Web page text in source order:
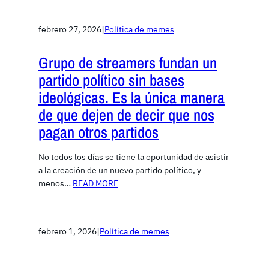
febrero 27, 2026|Política de memes
Grupo de streamers fundan un
partido político sin bases
ideológicas. Es la única manera
de que dejen de decir que nos
pagan otros partidos
No todos los días se tiene la oportunidad de asistir
a la creación de un nuevo partido político, y
menos… READ MORE
febrero 1, 2026|Política de memes